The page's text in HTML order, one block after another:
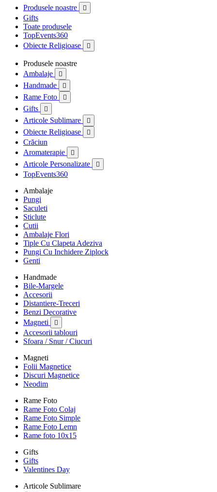
Produsele noastre 
Gifts
Toate produsele
TopEvents360
Obiecte Religioase

Produsele noastre
Ambalaje

Handmade 
Rame Foto 
Gifts 
Articole Sublimare 
Obiecte Religioase 
Crăciun
Aromaterapie

Articole Personalizate 
TopEvents360
Ambalaje
Pungi
Saculeti
Sticlute
Cutii
Ambalaje Flori
Tiple Cu Clapeta Adeziva
Pungi Cu Inchidere Ziplock
Genti
Handmade
Bile-Margele
Accesorii
Distantiere-Treceri
Benzi Decorative
Magneti

Accesorii tablouri
Sfoara / Snur / Ciucuri
Magneti
Folii Magnetice
Discuri Magnetice
Neodim
Rame Foto
Rame Foto Colaj
Rame Foto Simple
Rame Foto Lemn
Rame foto 10x15
Gifts
Gifts
Valentines Day
Articole Sublimare